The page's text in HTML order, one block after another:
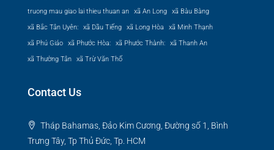
truong mau giao lai thieu thuan an
xã An Long
xã Bàu Bàng
xã Bắc Tân Uyên:
xã Dầu Tiếng xã Long Hòa
xã Minh Thạnh
xã Phú Giáo
xã Phước Hòa: xã Phước Thành:
xã Thanh An
xã Thường Tân
xã Trừ Văn Thố
Contact Us
Tháp Bahamas, Đảo Kim Cương, Đường số 1, Bình
Trưng Tây, Tp Thủ Đức, Tp. HCM